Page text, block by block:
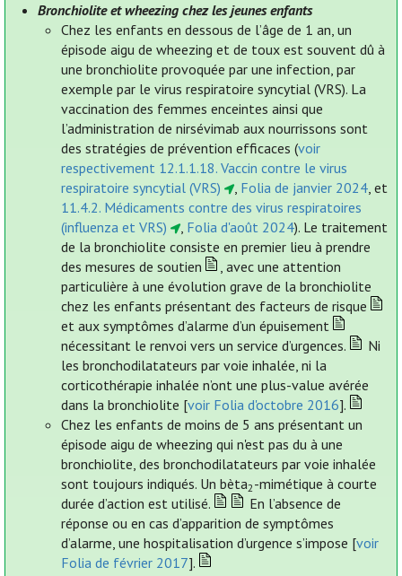
Bronchiolite et wheezing chez les jeunes enfants
Chez les enfants en dessous de l’âge de 1 an, un
épisode aigu de wheezing et de toux est souvent dû à
une bronchiolite provoquée par une infection, par
exemple par le virus respiratoire syncytial (VRS). La
vaccination des femmes enceintes ainsi que
l’administration de nirsévimab aux nourrissons sont
des stratégies de prévention efficaces (voir
respectivement 12.1.1.18. Vaccin contre le virus
respiratoire syncytial (VRS)
, Folia de janvier 2024, et
11.4.2. Médicaments contre des virus respiratoires
(influenza et VRS)
, Folia d'août 2024). Le traitement
de la bronchiolite consiste en premier lieu à prendre
des mesures de soutien
, avec une attention
particulière à une évolution grave de la bronchiolite
chez les enfants présentant des facteurs de risque
et aux symptômes d’alarme d’un épuisement
nécessitant le renvoi vers un service d’urgences.
Ni
les bronchodilatateurs par voie inhalée, ni la
corticothérapie inhalée n’ont une plus-value avérée
dans la bronchiolite [voir Folia d'octobre 2016].
Chez les enfants de moins de 5 ans présentant un
épisode aigu de wheezing qui n'est pas du à une
bronchiolite, des bronchodilatateurs par voie inhalée
sont toujours indiqués. Un bèta2-mimétique à courte
durée d’action est utilisé.
En l’absence de
réponse ou en cas d’apparition de symptômes
d’alarme, une hospitalisation d’urgence s’impose [voir
Folia de février 2017].